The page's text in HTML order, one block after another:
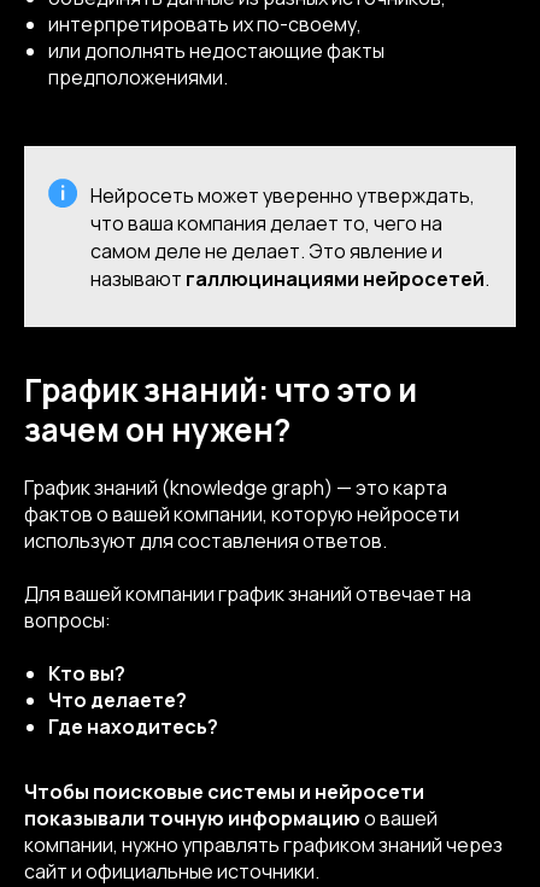
интерпретировать их по-своему,
или дополнять недостающие факты
предположениями.
Нейросеть может уверенно утверждать,
что ваша компания делает то, чего на
самом деле не делает. Это явление и
называют галлюцинациями нейросетей.
График знаний: что это и
зачем он нужен?
График знаний (knowledge graph) — это карта
фактов о вашей компании, которую нейросети
используют для составления ответов.
Для вашей компании график знаний отвечает на
вопросы:
Кто вы?
Что делаете?
Где находитесь?
Чтобы поисковые системы и нейросети
показывали точную информациюо вашей
компании, нужно управлять графиком знаний через
сайт и официальные источники.